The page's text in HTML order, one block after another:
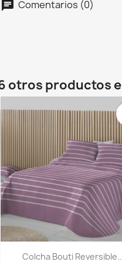
Comentarios (0)
otros productos
Vista rápida
Colcha Bouti